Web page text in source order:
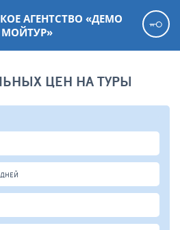
АГЕНТСТВО «ДЕМО
МОЙТУР»
ЦЕН НА ТУРЫ